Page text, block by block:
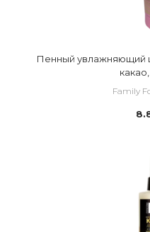
Пенный увлажняющий
Family